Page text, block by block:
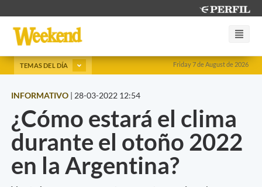
Friday 7 de August de 2026
TEMAS DEL DÍA
INFORMATIVO | 28-03-2022 12:54
¿Cómo estará el clima
durante el otoño 2022
en la Argentina?